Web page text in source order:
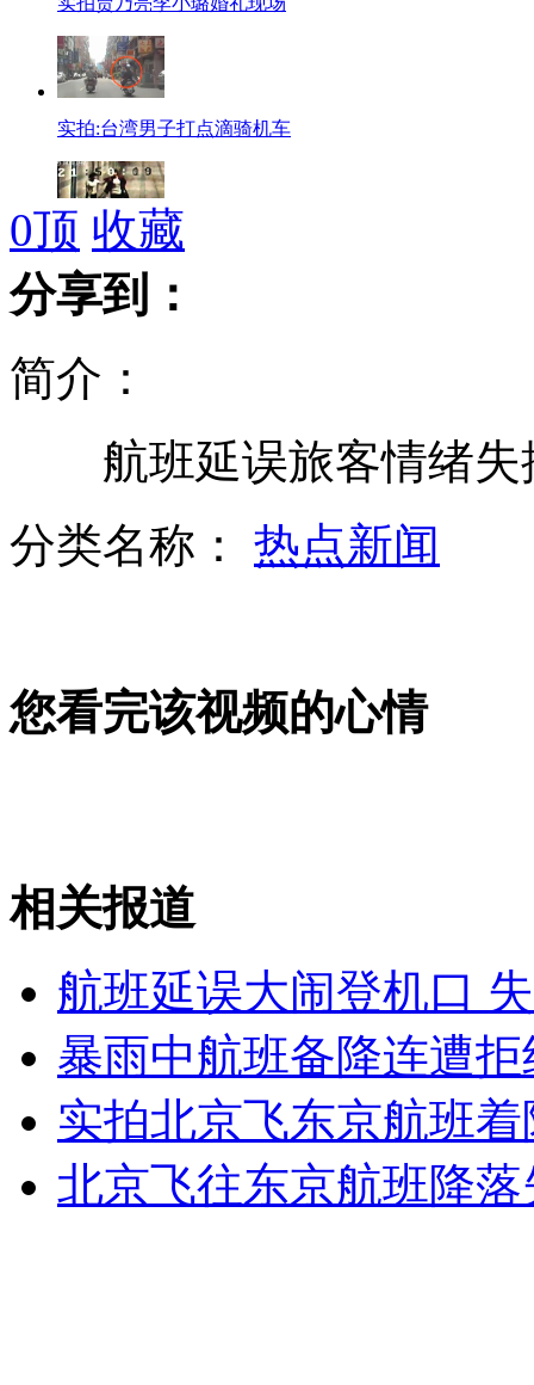
实拍:台湾男子打点滴骑机车
酒店女老板夜间揽客遭色狼猥亵
南京打造宝船将重访郑和下西洋航线
女孩北京地铁殴打老人 痛下狠手拳打脚踢
无痛分娩是否安全 医生回应
0顶 收藏
分享到：
简介：
航班延误旅客情绪失
分类名称： 热点新闻
您看完该视频的心情
相关报道
航班延误大闹登机口
暴雨中航班备降连遭
实拍北京飞东京航班
北京飞往东京航班降